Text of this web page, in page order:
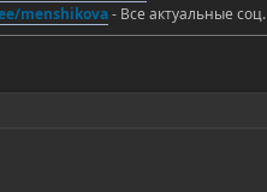
menshikova- Все актуальные